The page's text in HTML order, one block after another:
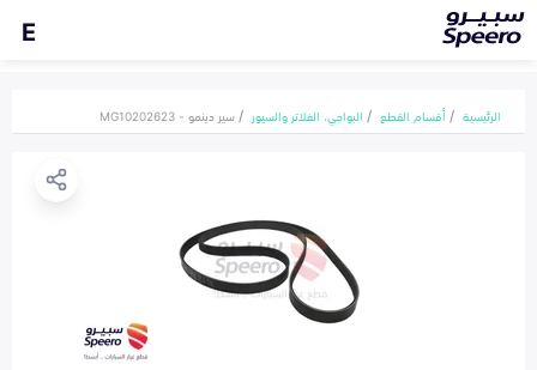
E
الرئيسية أقسام القطع البواجي، الفلاتر والسيور سير دينمو - MG10202623